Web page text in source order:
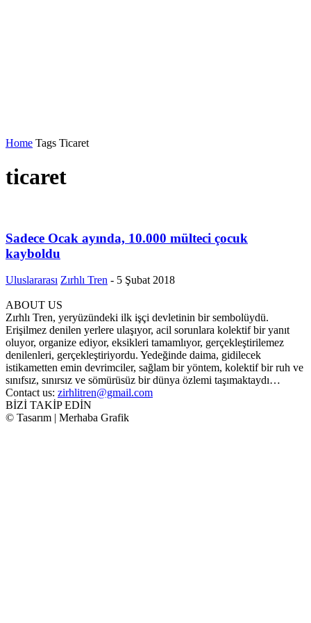
Home Tags Ticaret
ticaret
Sadece Ocak ayında, 10.000 mülteci çocuk
kayboldu
Uluslararası Zırhlı Tren - 5 Şubat 2018
ABOUT US
Zırhlı Tren, yeryüzündeki ilk işçi devletinin bir sembolüydü.
Erişilmez denilen yerlere ulaşıyor, acil sorunlara kolektif bir yanıt
oluyor, organize ediyor, eksikleri tamamlıyor, gerçekleştirilemez
denilenleri, gerçekleştiriyordu. Yedeğinde daima, gidilecek
istikametten emin devrimciler, sağlam bir yöntem, kolektif bir ruh ve
sınıfsız, sınırsız ve sömürüsüz bir dünya özlemi taşımaktaydı…
Contact us: zirhlitren@gmail.com
BİZİ TAKİP EDİN
© Tasarım | Merhaba Grafik